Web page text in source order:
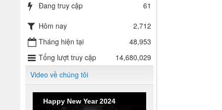
Đang truy cập 61
Hôm nay
2,712
Tháng hiện tại
48,953
Tổng lượt truy cập
14,680,029
Video về chúng tôi
Happy New Year 2024